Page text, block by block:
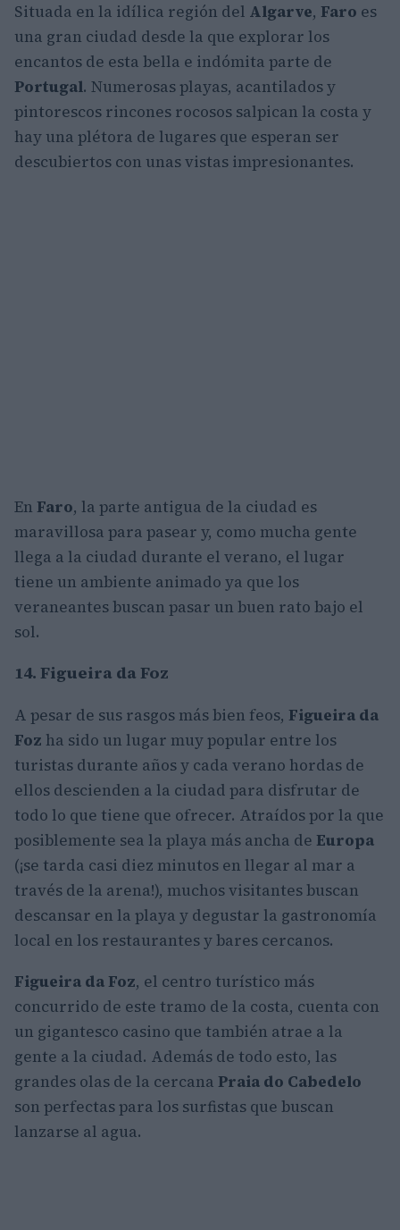
Situada en la idílica región del Algarve, Faro es
una gran ciudad desde la que explorar los
encantos de esta bella e indómita parte de
Portugal. Numerosas playas, acantilados y
pintorescos rincones rocosos salpican la costa y
hay una plétora de lugares que esperan ser
descubiertos con unas vistas impresionantes.
En Faro, la parte antigua de la ciudad es
maravillosa para pasear y, como mucha gente
llega a la ciudad durante el verano, el lugar
tiene un ambiente animado ya que los
veraneantes buscan pasar un buen rato bajo el
sol.
14. Figueira da Foz
A pesar de sus rasgos más bien feos, Figueira da
Foz ha sido un lugar muy popular entre los
turistas durante años y cada verano hordas de
ellos descienden a la ciudad para disfrutar de
todo lo que tiene que ofrecer. Atraídos por la que
posiblemente sea la playa más ancha de Europa
(¡se tarda casi diez minutos en llegar al mar a
través de la arena!), muchos visitantes buscan
descansar en la playa y degustar la gastronomía
local en los restaurantes y bares cercanos.
Figueira da Foz, el centro turístico más
concurrido de este tramo de la costa, cuenta con
un gigantesco casino que también atrae a la
gente a la ciudad. Además de todo esto, las
grandes olas de la cercana Praia do Cabedelo
son perfectas para los surfistas que buscan
lanzarse al agua.